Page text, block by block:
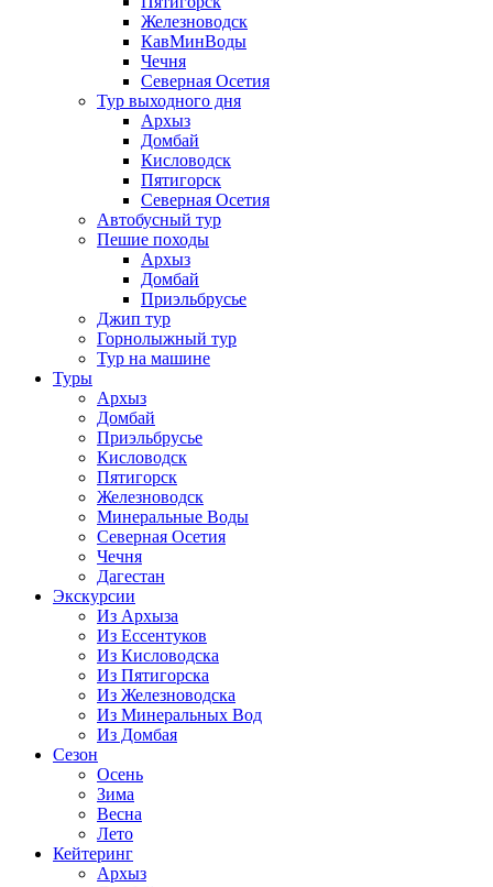
Железноводск
КавМинВоды
Чечня
Северная Осетия
Тур выходного дня
Архыз
Домбай
Кисловодск
Пятигорск
Северная Осетия
Автобусный тур
Пешие походы
Архыз
Домбай
Приэльбрусье
Джип тур
Горнолыжный тур
Тур на машине
Туры
Архыз
Домбай
Приэльбрусье
Кисловодск
Пятигорск
Железноводск
Минеральные Воды
Северная Осетия
Чечня
Дагестан
Экскурсии
Из Архыза
Из Ессентуков
Из Кисловодска
Из Пятигорска
Из Железноводска
Из Минеральных Вод
Из Домбая
Сезон
Осень
Зима
Весна
Лето
Кейтеринг
Архыз